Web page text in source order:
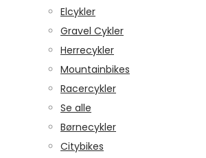
Elcykler
Gravel Cykler
Herrecykler
Mountainbikes
Racercykler
Se alle
Børnecykler
Citybikes